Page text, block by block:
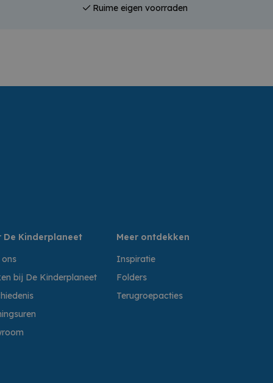
Ruime eigen voorraden
De Kinderplaneet
bij De Kinderplaneet
Meer ontdekken
Inspiratie
Folders
Terugroepacties